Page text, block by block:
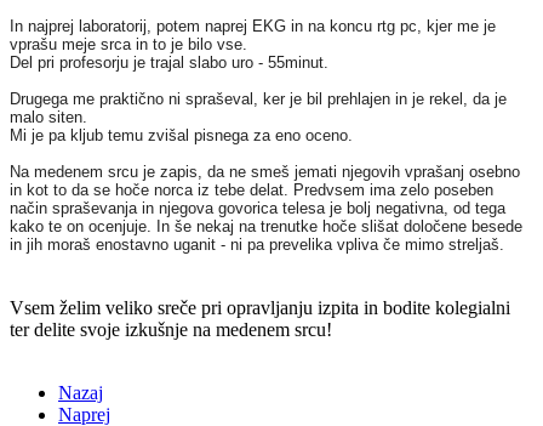
In najprej laboratorij, potem naprej EKG in na koncu rtg pc, kjer me je
vprašu meje srca in to je bilo vse.
Del pri profesorju je trajal slabo uro - 55minut.
Drugega me praktično ni spraševal, ker je bil prehlajen in je rekel, da je
malo siten.
Mi je pa kljub temu zvišal pisnega za eno oceno.
Na medenem srcu je zapis, da ne smeš jemati njegovih vprašanj osebno
in kot to da se hoče norca iz tebe delat. Predvsem ima zelo poseben
način spraševanja in njegova govorica telesa je bolj negativna, od tega
kako te on ocenjuje. In še nekaj na trenutke hoče slišat določene besede
in jih moraš enostavno uganit - ni pa prevelika vpliva če mimo streljaš.
Vsem želim veliko sreče pri opravljanju izpita in bodite kolegialni
ter delite svoje izkušnje na medenem srcu!
Nazaj
Naprej